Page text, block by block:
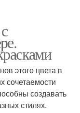
этого цвета в
сочетаемости
создавать
стилях.